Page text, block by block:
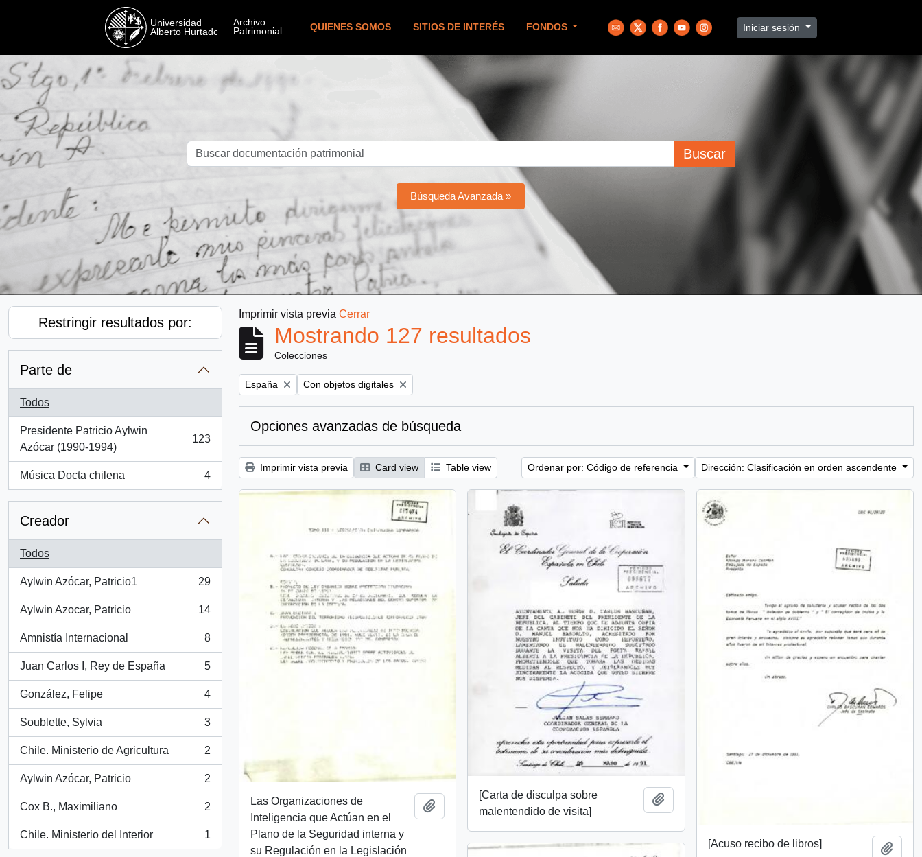
QUIENES SOMOS SITIOS DE INTERÉS FONDOS Iniciar sesión
Buscar
Búsqueda Avanzada »
Restringir resultados por:
Parte de
Todos
Presidente Patricio Aylwin
Azócar (1990-1994)
, 123 resultados
123
Música Docta chilena
, 4 resultados
4
Creador
Todos
Aylwin Azócar, Patricio1
, 29 resultados
29
Aylwin Azocar, Patricio
, 14 resultados
14
Amnistía Internacional
, 8 resultados
8
Juan Carlos I, Rey de España
, 5 resultados
5
González, Felipe
, 4 resultados
4
Soublette, Sylvia
, 3 resultados
3
Chile. Ministerio de Agricultura
, 2 resultados
2
Aylwin Azócar, Patricio
, 2 resultados
2
Cox B., Maximiliano
, 2 resultados
2
Chile. Ministerio del Interior
, 1 resultados
1
Imprimir vista previa Cerrar
Mostrando 127 resultados
Colecciones
Remove filter:
España Remove filter:
Con objetos digitales
Opciones avanzadas de búsqueda
Imprimir vista previa Card view Table view Ordenar por: Código de referencia Dirección: Clasificación en orden ascendente
Las Organizaciones de
Inteligencia que Actúan en el
Plano de la Seguridad interna y
su Regulación en la Legislación
Añadir al portapapeles
[Carta de disculpa sobre
malentendido de visita]
Añadir al portapapeles
[Acuso recibo de libros]